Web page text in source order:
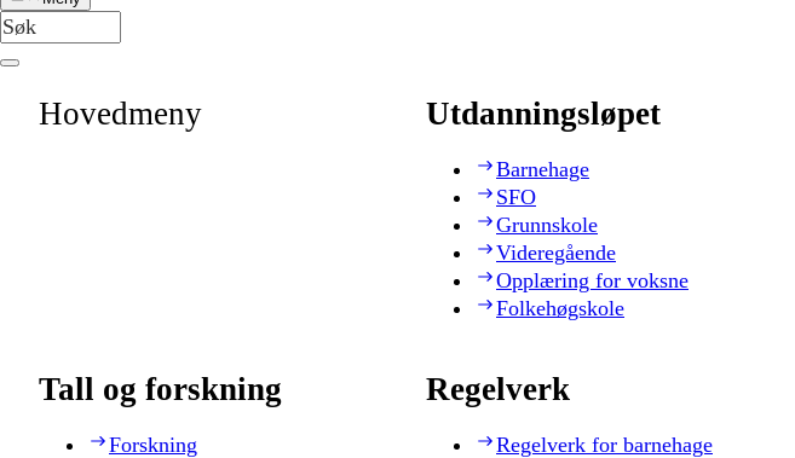
Hovedmeny Utdanningsløpet
Barnehage
SFO
Grunnskole
Videregående
Opplæring for voksne
Folkehøgskole
Tall og forskning
Forskning
Regelverk
Regelverk for barnehage